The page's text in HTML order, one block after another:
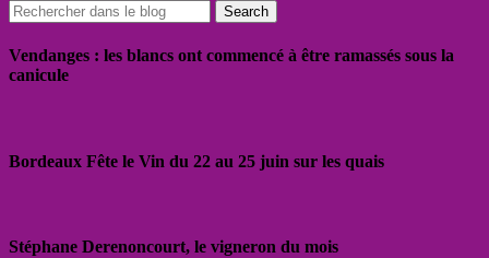
Vendanges : les blancs ont commencé à être ramassés sous la
canicule
Bordeaux Fête le Vin du 22 au 25 juin sur les quais
Stéphane Derenoncourt, le vigneron du mois